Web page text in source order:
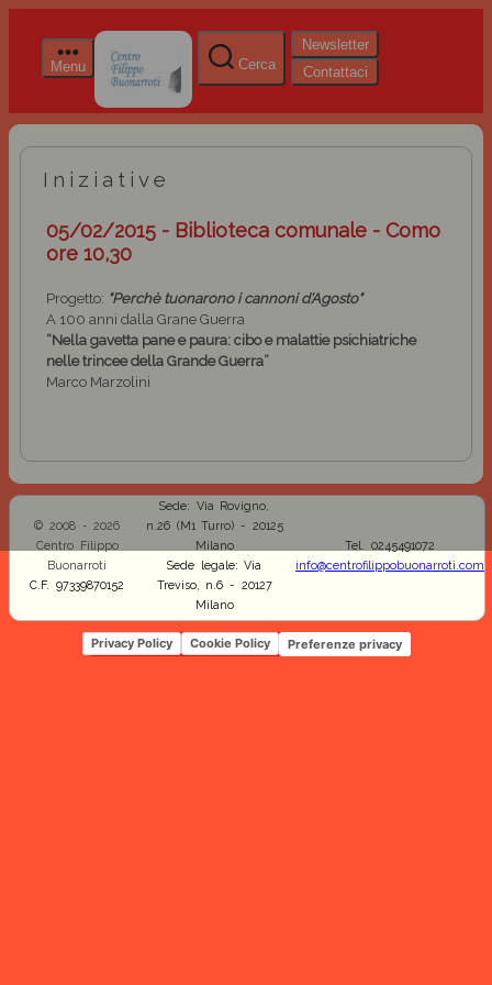
Menu Cerca
Newsletter
Contattaci
Iniziative
05/02/2015 - Biblioteca comunale - Como
ore 10,30
Progetto: "Perchè tuonarono i cannoni d’Agosto"
A 100 anni dalla Grane Guerra
“Nella gavetta pane e paura: cibo e malattie psichiatriche
nelle trincee della Grande Guerra”
Marco Marzolini
© 2008 - 2026
Centro Filippo
Buonarroti
C.F. 97339870152
Sede: Via Rovigno,
n.26 (M1 Turro) - 20125
Milano
Sede legale: Via
Treviso, n.6 - 20127
Milano
Tel. 0245491072
info@centrofilippobuonarroti.com
Privacy Policy Cookie Policy Preferenze privacy